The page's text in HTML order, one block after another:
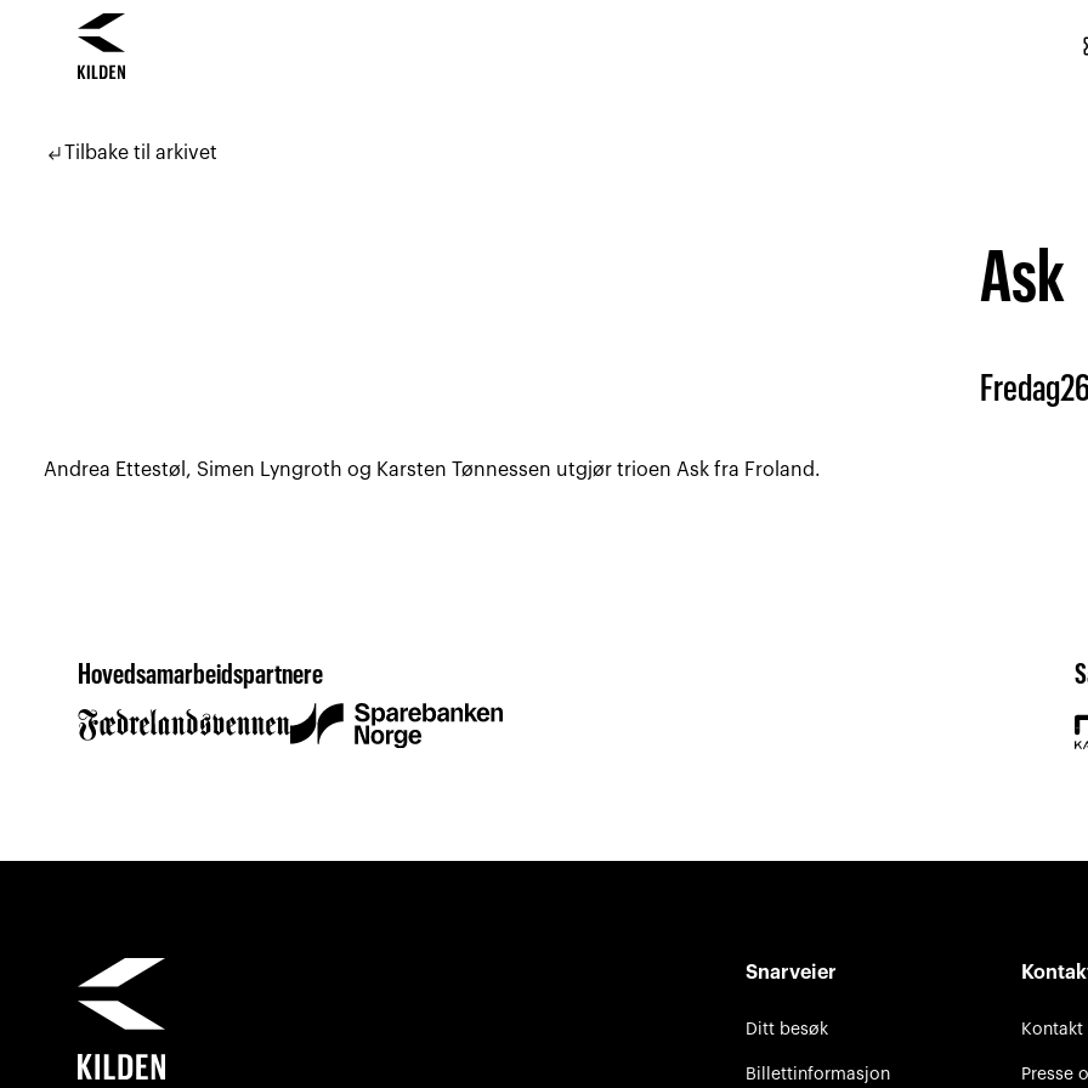
innhold
navigasjon
subdirectory_arrow_leftTilbake til arkivet
Ask
Fredag
Andrea Ettestøl, Simen Lyngroth og Karsten Tønnessen utgjør trioen Ask fra Froland.
Hovedsamarbeidspartnere
Snarveier
Ditt besøk
Billettinformasjon
Kontakt
Presse